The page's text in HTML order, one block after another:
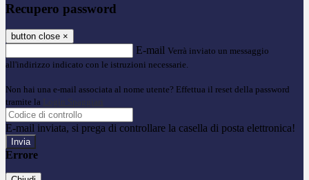
Recupero password
button close ×
E-mail Verrà inviato un messaggio
all'indirizzo indicato con le istruzioni necessarie.
Non hai una e-mail associata al nome utente? Effettua il reset della password
tramite la Login Spaggiari
E-mail inviata, si prega di controllare la casella di posta elettronica!
Errore